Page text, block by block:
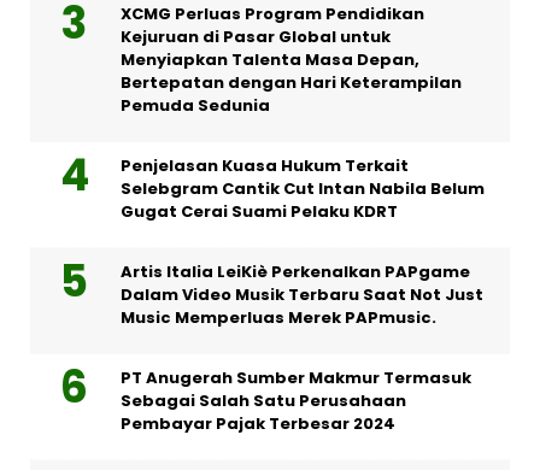
XCMG Perluas Program Pendidikan
Kejuruan di Pasar Global untuk
Menyiapkan Talenta Masa Depan,
Bertepatan dengan Hari Keterampilan
Pemuda Sedunia
Penjelasan Kuasa Hukum Terkait
Selebgram Cantik Cut Intan Nabila Belum
Gugat Cerai Suami Pelaku KDRT
Artis Italia LeiKiè Perkenalkan PAPgame
Dalam Video Musik Terbaru Saat Not Just
Music Memperluas Merek PAPmusic.
PT Anugerah Sumber Makmur Termasuk
Sebagai Salah Satu Perusahaan
Pembayar Pajak Terbesar 2024